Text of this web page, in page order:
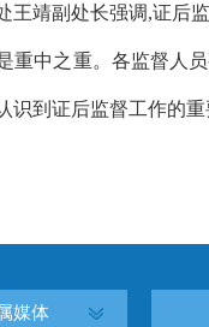
王靖副 处长强调,证后
重中之重。 各监督人
识到证后监督工作的重
媒体